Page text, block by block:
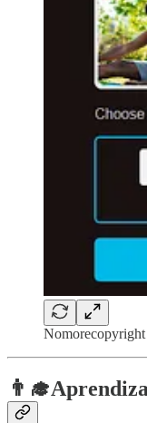
Nomorecopyright
👨‍🎓